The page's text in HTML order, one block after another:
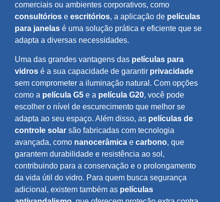
comerciais ou ambientes corporativos, como
consultórios e escritórios, a aplicação de películas
para janelas é uma solução prática e eficiente que se
adapta a diversas necessidades.
Uma das grandes vantagens das películas para
vidros é a sua capacidade de garantir privacidade
sem comprometer a iluminação natural. Com opções
como a película G5 e a película G20, você pode
escolher o nível de escurecimento que melhor se
adapta ao seu espaço. Além disso, as películas de
controle solar são fabricadas com tecnologia
avançada, como nanocerâmica e carbono, que
garantem durabilidade e resistência ao sol,
contribuindo para a conservação e o prolongamento
da vida útil do vidro. Para quem busca segurança
adicional, existem também as películas